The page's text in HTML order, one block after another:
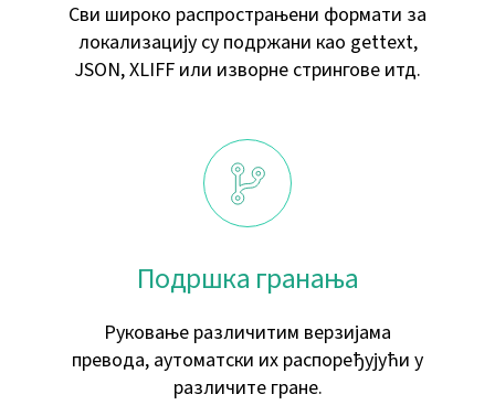
Сви широко распрострањени формати за
локализацију су подржани као gettext,
JSON, XLIFF или изворне стрингове итд.
Подршка гранања
Руковање различитим верзијама
превода, аутоматски их распоређујући у
различите гране.